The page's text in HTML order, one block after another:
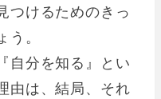
つけるためのきっ
。
自分を知る』とい
由は、結局、それ